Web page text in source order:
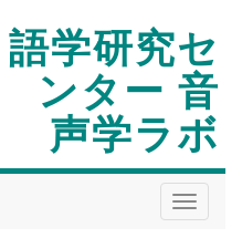
語学研究セ
ンター 音
声学ラボ
Toggle